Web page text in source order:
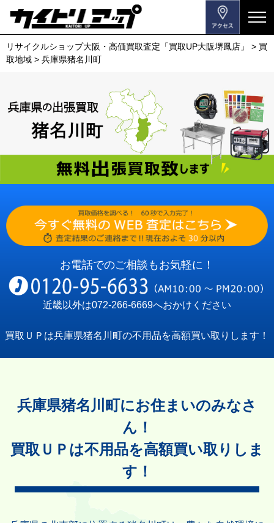
メ
ニ
ュ
開
閉
す
る
リサイクルショップ大阪・高価買取査定「買取UP大阪堺鳳店」 > 買
取地域 > 兵庫県猪名川町
お電話でのご相談もお気軽に！
近畿以外は072-266-6669へおかけください
買取ＵＰは兵庫県猪名川町の不用品を高額買い取りします！
兵庫県猪名川町にお住まいのみなさ
ん！
買取ＵＰは不用品を高額買い取りしま
す！